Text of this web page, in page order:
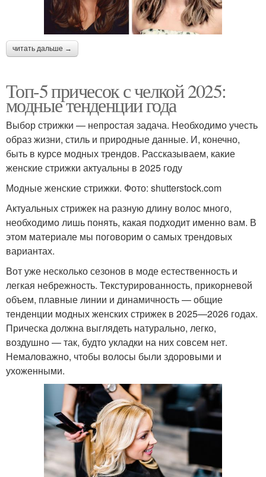
читать дальше →
Топ-5 причесок с челкой 2025:
модные тенденции года
Выбор стрижки — непростая задача. Необходимо учесть
образ жизни, стиль и природные данные. И, конечно,
быть в курсе модных трендов. Рассказываем, какие
женские стрижки актуальны в 2025 году
Модные женские стрижки. Фото: shutterstock.com
Актуальных стрижек на разную длину волос много,
необходимо лишь понять, какая подходит именно вам. В
этом материале мы поговорим о самых трендовых
вариантах.
Вот уже несколько сезонов в моде естественность и
легкая небрежность. Текстурированность, прикорневой
объем, плавные линии и динамичность — общие
тенденции модных женских стрижек в 2025—2026 годах.
Прическа должна выглядеть натурально, легко,
воздушно — так, будто укладки на них совсем нет.
Немаловажно, чтобы волосы были здоровыми и
ухоженными.